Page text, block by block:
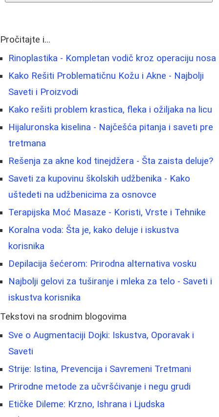
Pročitajte i...
Rinoplastika - Kompletan vodič kroz operaciju nosa
Kako Rešiti Problematičnu Kožu i Akne - Najbolji
Saveti i Proizvodi
Kako rešiti problem krastica, fleka i ožiljaka na licu
Hijaluronska kiselina - Najčešća pitanja i saveti pre
tretmana
Rešenja za akne kod tinejdžera - Šta zaista deluje?
Saveti za kupovinu školskih udžbenika - Kako
uštedeti na udžbenicima za osnovce
Terapijska Moć Masaze - Koristi, Vrste i Tehnike
Koralna voda: Šta je, kako deluje i iskustva
korisnika
Depilacija šećerom: Prirodna alternativa vosku
Najbolji gelovi za tuširanje i mleka za telo - Saveti i
iskustva korisnika
Tekstovi na srodnim blogovima
Sve o Augmentaciji Dojki: Iskustva, Oporavak i
Saveti
Strije: Istina, Prevencija i Savremeni Tretmani
Prirodne metode za učvršćivanje i negu grudi
Etičke Dileme: Krzno, Ishrana i Ljudska